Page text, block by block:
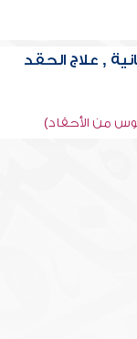
, علاج الحقد
من الأحقاد)